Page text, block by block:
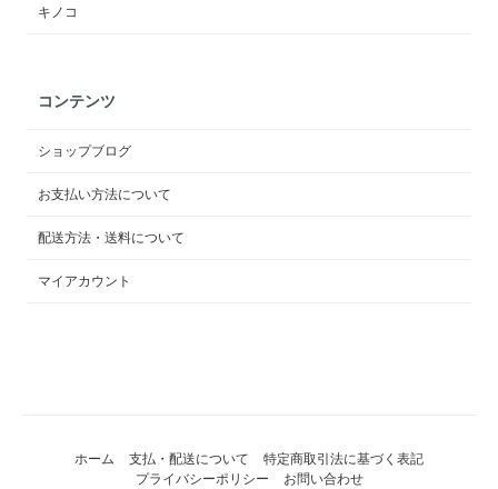
キノコ
コンテンツ
ショップブログ
お支払い方法について
配送方法・送料について
マイアカウント
ホーム 支払・配送について
特定商取引法に基づく表記
プライバシーポリシー
お問い合わせ